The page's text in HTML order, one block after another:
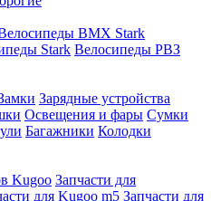
BMX Stark
Stark Велосипеды РВЗ
Зарядные устройства
Освещения и фары Сумки
Багажники Колодки
Kugoo Запчасти для
для Kugoo m5 Запчасти для